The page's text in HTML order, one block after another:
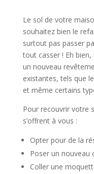
Le sol de votre
souhaitez bien le
surtout pas passer
tout casser ! Eh bien,
un nouveau
existantes, tels que
et même certains
Pour recouvrir votre
s’offrent à vous :
Opter pour de la
Poser un nouveau
Coller une